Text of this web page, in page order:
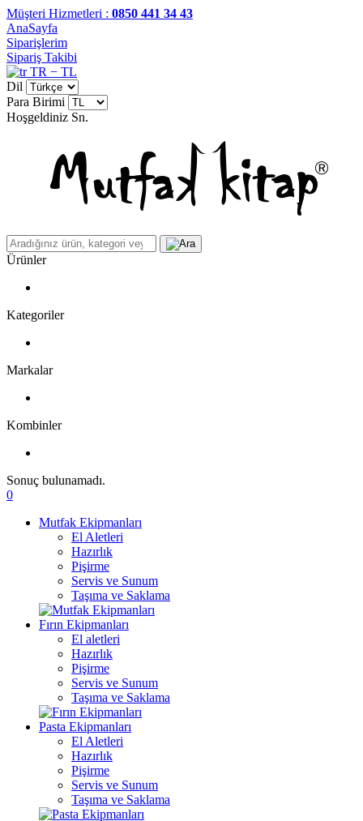
Müşteri Hizmetleri : 0850 441 34 43
AnaSayfa
Siparişlerim
Sipariş Takibi
TR − TL
Dil
Para Birimi
Hoşgeldiniz Sn.
Ürünler
Kategoriler
Markalar
Kombinler
Sonuç bulunamadı.
0
Mutfak Ekipmanları
El Aletleri
Hazırlık
Pişirme
Servis ve Sunum
Taşıma ve Saklama
Fırın Ekipmanları
El aletleri
Hazırlık
Pişirme
Servis ve Sunum
Taşıma ve Saklama
Pasta Ekipmanları
El Aletleri
Hazırlık
Pişirme
Servis ve Sunum
Taşıma ve Saklama